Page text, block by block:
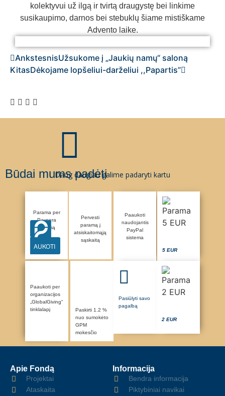
kolektyvui už ilgą ir tvirtą draugystę bei linkime
susikaupimo, darnos bei stebuklų šiame mistiškame
Advento laike.
UAB „Transcom“
UAB „Transcom“
UAB „Transcom“
UAB „Transcom“
UAB „Transcom“
UAB „Transcom“
UAB „Transcom“
UAB „Transcom“
UAB „Transcom“
UAB „Transcom“
AnkstesnisUžsukome į „Jaukių namų“ saloną
KitasDėkojame lopšeliui-darželiui ,,Papartis”
Būdai mums padėti
Daug daugiau galime padaryti kartu
Parama per
Paysera
sistemą
AUKOTI
Pervesti
paramą į
atsiskaitomąją
sąskaitą
Paaukoti
naudojantis
PayPal
sistema
5 EUR
Paaukoti per
organizacijos
„GlobalGiving“
tinklalapį
Paskirti 1.2 %
nuo sumokėto
GPM
mokesčio
Pasiūlyti savo
pagalbą
2 EUR
Apie Fondą
Projektai
Ataskaita
Informacija
Bendra informacija
Piktybiniai navikai